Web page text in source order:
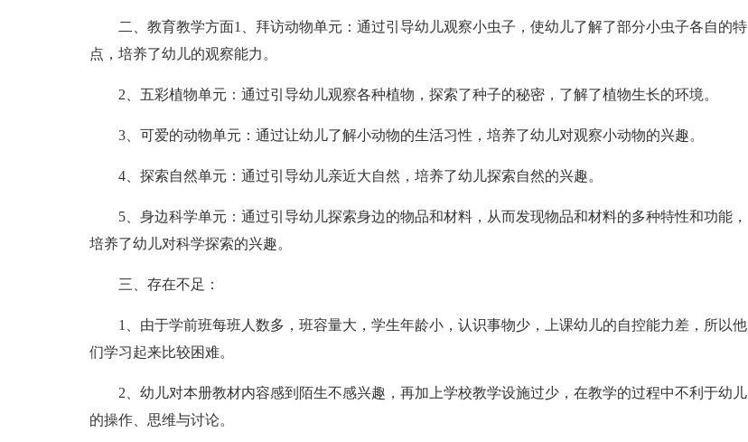
二、教育教学方面1、拜访动物单元：通过引导幼儿观察小虫子，使幼儿了解了部分小虫子各自的特
点，培养了幼儿的观察能力。
2、五彩植物单元：通过引导幼儿观察各种植物，探索了种子的秘密，了解了植物生长的环境。
3、可爱的动物单元：通过让幼儿了解小动物的生活习性，培养了幼儿对观察小动物的兴趣。
4、探索自然单元：通过引导幼儿亲近大自然，培养了幼儿探索自然的兴趣。
5、身边科学单元：通过引导幼儿探索身边的物品和材料，从而发现物品和材料的多种特性和功能，
培养了幼儿对科学探索的兴趣。
三、存在不足：
1、由于学前班每班人数多，班容量大，学生年龄小，认识事物少，上课幼儿的自控能力差，所以他
们学习起来比较困难。
2、幼儿对本册教材内容感到陌生不感兴趣，再加上学校教学设施过少，在教学的过程中不利于幼儿
的操作、思维与讨论。